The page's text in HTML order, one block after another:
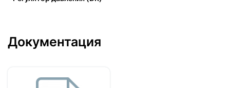
Документация